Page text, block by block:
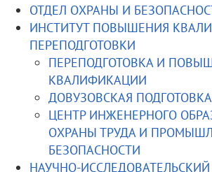
ОТДЕЛ ОХРАНЫ И
ИНСТИТУТ ПОВЫШЕНИЯ
ПЕРЕПОДГОТОВКИ
ПЕРЕПОДГОТОВКА И
КВАЛИФИКАЦИИ
ДОВУЗОВСКАЯ ПОДГОТОВКА
ЦЕНТР ИНЖЕНЕРНОГО
ОХРАНЫ ТРУДА И
БЕЗОПАСНОСТИ
НАУЧНО-ИССЛЕДОВАТЕЛЬСКИЙ